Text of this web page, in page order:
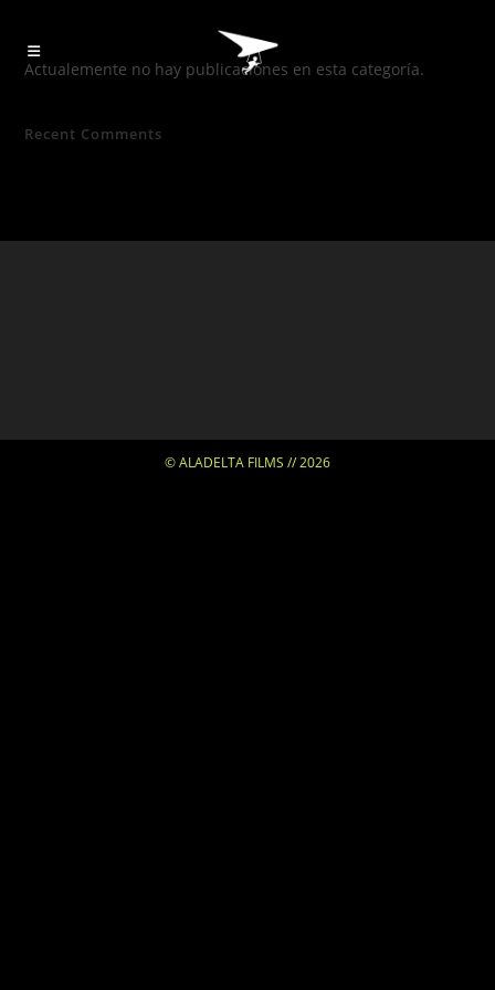
Actualemente no hay publicaciones en esta categoría.
Recent Comments
© ALADELTA FILMS // 2026